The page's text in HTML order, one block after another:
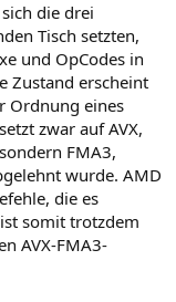
die drei
Tisch setzten,
und OpCodes in
Zustand erscheint
Ordnung eines
zwar auf AVX,
FMA3,
wurde. AMD
die es
somit trotzdem
AVX-FMA3-